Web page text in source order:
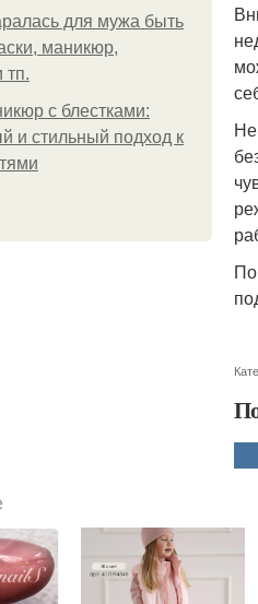
для мужа быть
маникюр,
тп.
с блестками:
и стильный подход к